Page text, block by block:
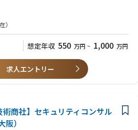
発生する膨大なデータ解析から、不良現象等
に製造工程にフィードバックしています。将
データを抽出し、不良を「予防」することも視
ける環境です。自身の仕事がダイレクトに高性
ス、統計解析、データ解析（Spotfire、JM
）
想定年収 550 万円 ~ 1,000 万円
求人エントリー
商社】セキュリティコンサル
）